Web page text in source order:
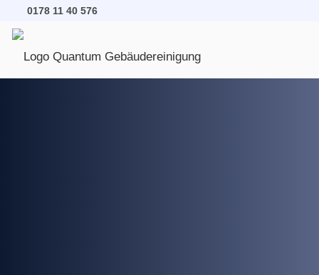
0178 11 40 576